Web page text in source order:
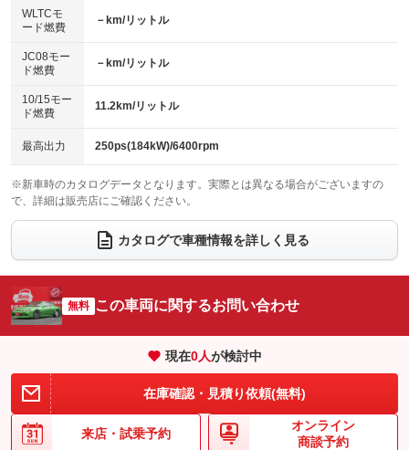
センターデフロック
：装備なし
電動格納ミラー
：装備なし
エアロ
：装備なし
：装備なし
パワーシート
ベンチシート
：装備なし
チップアップシート
：装備なし
：装備なし ：装備なし
ウォークスルー
：装備なし
電動リアゲート フロントカメラ
：装備なし
：装備なし ：装備なし
サイドカメラ
：装備なし ルーフレール
：装備なし
：装備なし
：装備なし
WLTCモ
ード燃費
－km/リットル
JC08モー
ド燃費
－km/リットル
10/15モー
ド燃費
11.2km/リットル
最高出力 250ps(184kW)/6400rpm
※新車時のカタログデータとなります。実際とは異なる場合がございますの
で、詳細は販売店にご確認ください。
カタログで車種情報を詳しく見る
無料 この車両に関するお問い合わせ
現在0人が検討中
在庫確認・見積り依頼(無料)
来店・ 試乗予約
オンライン
商談予約